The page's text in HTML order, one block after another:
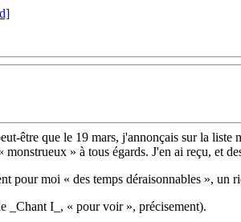
être que le 19 mars, j'annonçais sur la
» à tous égards. J'en ai reçu, et
pour moi « des temps déraisonnables »,
_Chant I_, « pour voir », précisement).